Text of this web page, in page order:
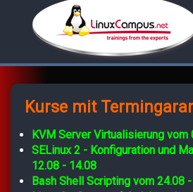
Kurse mit
KVM Server Virtualisierung vom
SELinux 2 - Konfiguration und
12.08 - 14.08
Bash Shell Scripting vom 24.08